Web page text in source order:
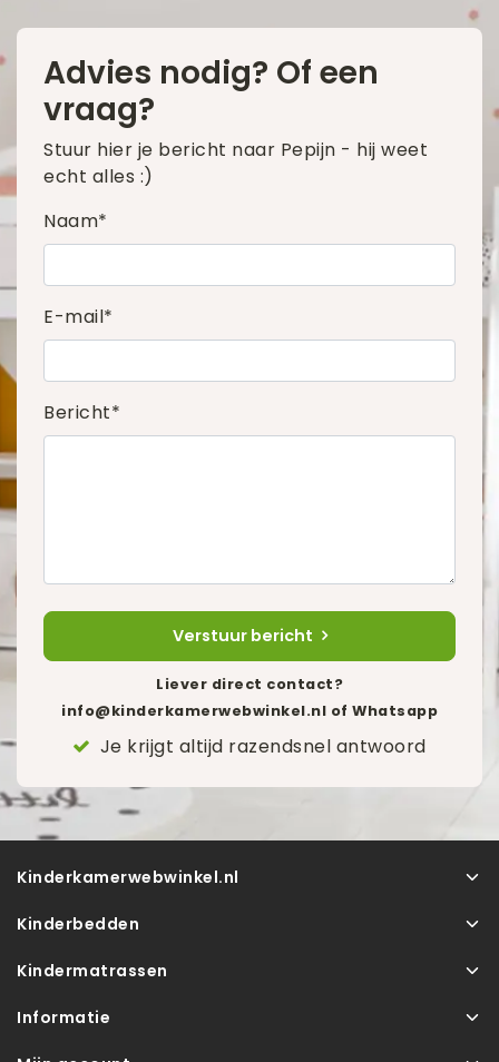
Advies nodig? Of een
vraag?
Stuur hier je bericht naar Pepijn - hij weet
echt alles :)
Naam*
E-mail*
Bericht*
Verstuur bericht
Liever direct contact?
info@kinderkamerwebwinkel.nl of Whatsapp
Je krijgt altijd razendsnel antwoord
Kinderkamerwebwinkel.nl
Kinderbedden
Kindermatrassen
Informatie